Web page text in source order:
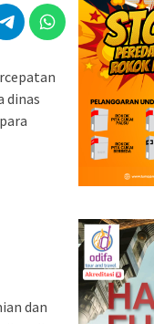
dinas
dan